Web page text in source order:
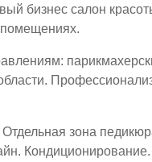
бизнес салон
зона